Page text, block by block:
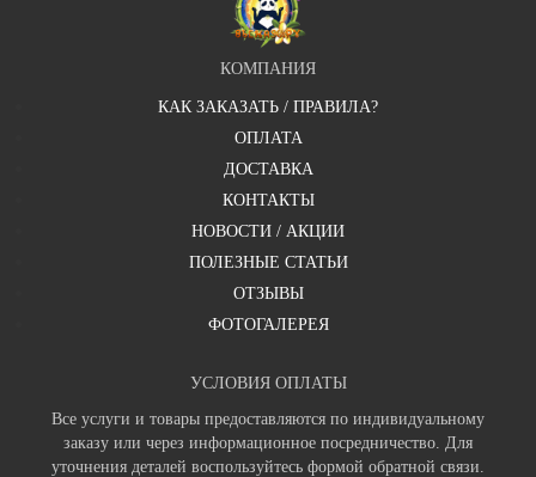
КОМПАНИЯ
КАК ЗАКАЗАТЬ / ПРАВИЛА?
ОПЛАТА
ДОСТАВКА
КОНТАКТЫ
НОВОСТИ / АКЦИИ
ПОЛЕЗНЫЕ СТАТЬИ
ОТЗЫВЫ
ФОТОГАЛЕРЕЯ
УСЛОВИЯ ОПЛАТЫ
Все услуги и товары предоставляются по индивидуальному
заказу или через информационное посредничество. Для
уточнения деталей воспользуйтесь формой обратной связи.